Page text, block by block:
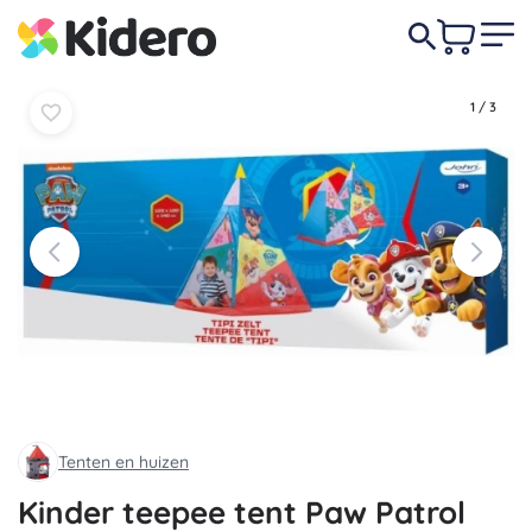
1 / 3
Tenten en huizen
Kinder teepee tent Paw Patrol
23,50 €
In